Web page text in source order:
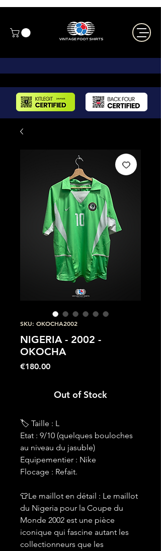
SKU: OKOCHA2002
NIGERIA - 2002 -
OKOCHA
€180.00Price
Out of Stock
🏷 Taille : L
Etat : 9/10 (quelques bouloches
au niveau du jasuble)
Equipementier : Nike
Flocage : Refait.
👕Le maillot en détail : Le maillot
du Nigeria pour la Coupe du
Monde 2002 est une pièce
iconique qui fascine autant les
collectionneurs que les